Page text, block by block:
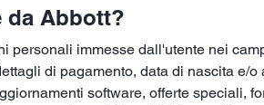
da Abbott?
immesse dall'utente nei
di pagamento, data di nascita e/
software, offerte speciali,